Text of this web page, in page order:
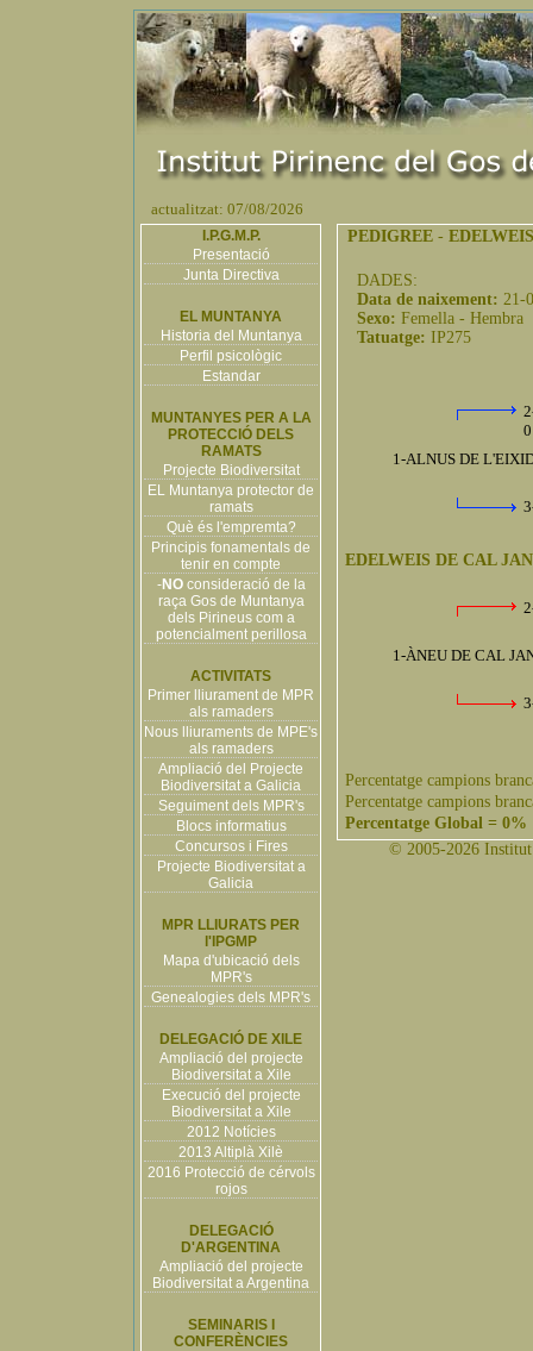
actualitzat: 07/08/2026
I.P.G.M.P.
Presentació
Junta Directiva
EL MUNTANYA
Historia del Muntanya
Perfil psicològic
Estandar
MUNTANYES PER A LA
PROTECCIÓ DELS
RAMATS
Projecte Biodiversitat
EL Muntanya protector de
ramats
Què és l'empremta?
Principis fonamentals de
tenir en compte
-NOconsideració de la
raça Gos de Muntanya
dels Pirineus com a
potencialment perillosa
ACTIVITATS
Primer lliurament de MPR
als ramaders
Nous lliuraments de MPE's
als ramaders
Ampliació del Projecte
Biodiversitat a Galicia
Seguiment dels MPR's
Blocs informatius
Concursos i Fires
Projecte Biodiversitat a
Galicia
MPR LLIURATS PER
l'IPGMP
Mapa d'ubicació dels
MPR's
Genealogies dels MPR's
DELEGACIÓ DE XILE
Ampliació del projecte
Biodiversitat a Xile
Execució del projecte
Biodiversitat a Xile
2012 Notícies
2013 Altiplà Xilè
2016 Protecció de cérvols
rojos
DELEGACIÓ
D'ARGENTINA
Ampliació del projecte
Biodiversitat a Argentina
SEMINARIS I
CONFERÈNCIES
PEDIGREE -
DADES:
Data de naixement: 21-
Sexo: Femella - Hembra
Tatuatge: IP275
1-ALNUS DE
EDELWEIS DE CAL
1-ÀNEU DE CAL
Percentatge campions
Percentatge campions
Percentatge Global = 0%
© 2005-2026 Institut